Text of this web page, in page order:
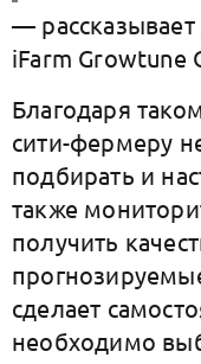
—
iFarm Growtune
Благодаря
сити-фермеру
подбирать и
также
получить
сделает
необходимо